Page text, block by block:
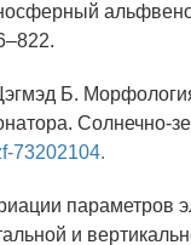
Б.
Солнечно-
73202104.
параметров
и